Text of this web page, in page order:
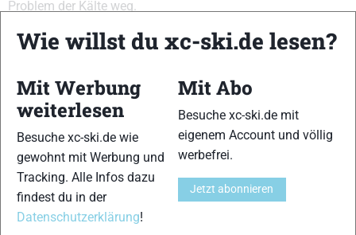
Problem der Kälte weg.
Fazit
sogenannte Nüchterntrainingsstrategien den
Fettstoffwechsel verbessern. Davon profitieren Athleten
sowohl auf den Langdistanzen als auch im intensiven
Bereich, wie eine neue Studie zeigt. Was noch keine seriöse
Studie aufzeigen konnte, dass aus der Verbesserung des
Fettstoffwechsels eine meßbare Leistungsverbesserung
resultiert. Wird Nüchterntraining übertrieben oder sogar als
einzige Versorgungsstrategie eingesetzt, nach dem Motto
Wie willst du xc-ski.de lesen?
Mit Werbung
weiterlesen
Besuche xc-ski.de wie
gewohnt mit Werbung und
Tracking. Alle Infos dazu
findest du in der
Datenschutzerklärung!
Mit Abo
Besuche xc-ski.de mit
eigenem Account und völlig
werbefrei.
Jetzt abonnieren